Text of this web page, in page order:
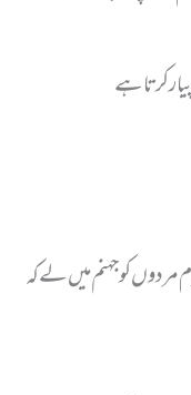
کو جہنم میں لے کہ